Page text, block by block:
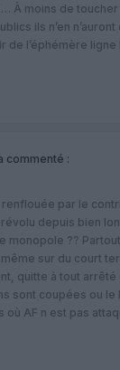
À moins de
ils n’en n’auront
de l’éphémère
commenté :
renflouée par le
depuis bien
monopole ??
sur du court
quitte à tout arrêté
sont coupées ou
où AF n est pas